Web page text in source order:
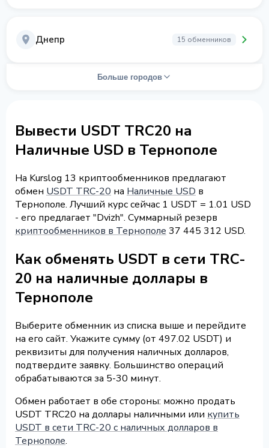
Днепр 15 обменников
Больше городов
Вывести USDT TRC20 на
Наличные USD в Тернополе
На Kurslog 13 криптообменников предлагают
обмен USDT TRC-20 на Наличные USD в
Тернополе. Лучший курс сейчас 1 USDT = 1.01 USD
- его предлагает "Dvizh". Суммарный резерв
криптообменников в Тернополе 37 445 312 USD.
Как обменять USDT в сети TRC-
20 на наличные доллары в
Тернополе
Выберите обменник из списка выше и перейдите
на его сайт. Укажите сумму (от 497.02 USDT) и
реквизиты для получения наличных долларов,
подтвердите заявку. Большинство операций
обрабатываются за 5-30 минут.
Обмен работает в обе стороны: можно продать
USDT TRC20 на доллары наличными или купить
USDT в сети TRC-20 с наличных долларов в
Тернополе.